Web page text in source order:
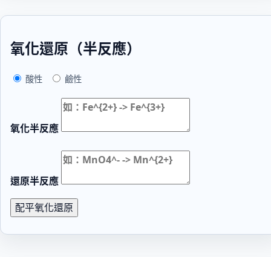
氧化還原（半反應）
酸性 鹼性
氧化半反應
還原半反應
配平氧化還原